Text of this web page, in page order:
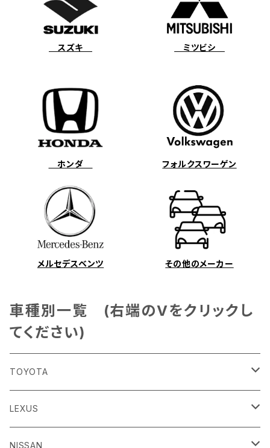
スズキ ミツビシ
ホンダ フォルクスワーゲン
メルセデスベンツ その他のメーカー
車種別一覧 (右端のVをクリックし
てください)
TOYOTA
86
H24/4～R3/8 ZN6
GR86
LEXUS
ＣＴ
NISSAN